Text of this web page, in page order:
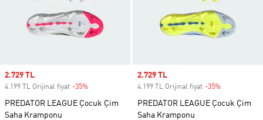
Sale price
2.729 TL
4.199 TL Orijinal fiyat -35%
PREDATOR LEAGUE Çocuk Çim
Saha Kramponu
Sale price
2.729 TL
4.199 TL Orijinal fiyat -35%
PREDATOR LEAGUE Çocuk Çim
Saha Kramponu